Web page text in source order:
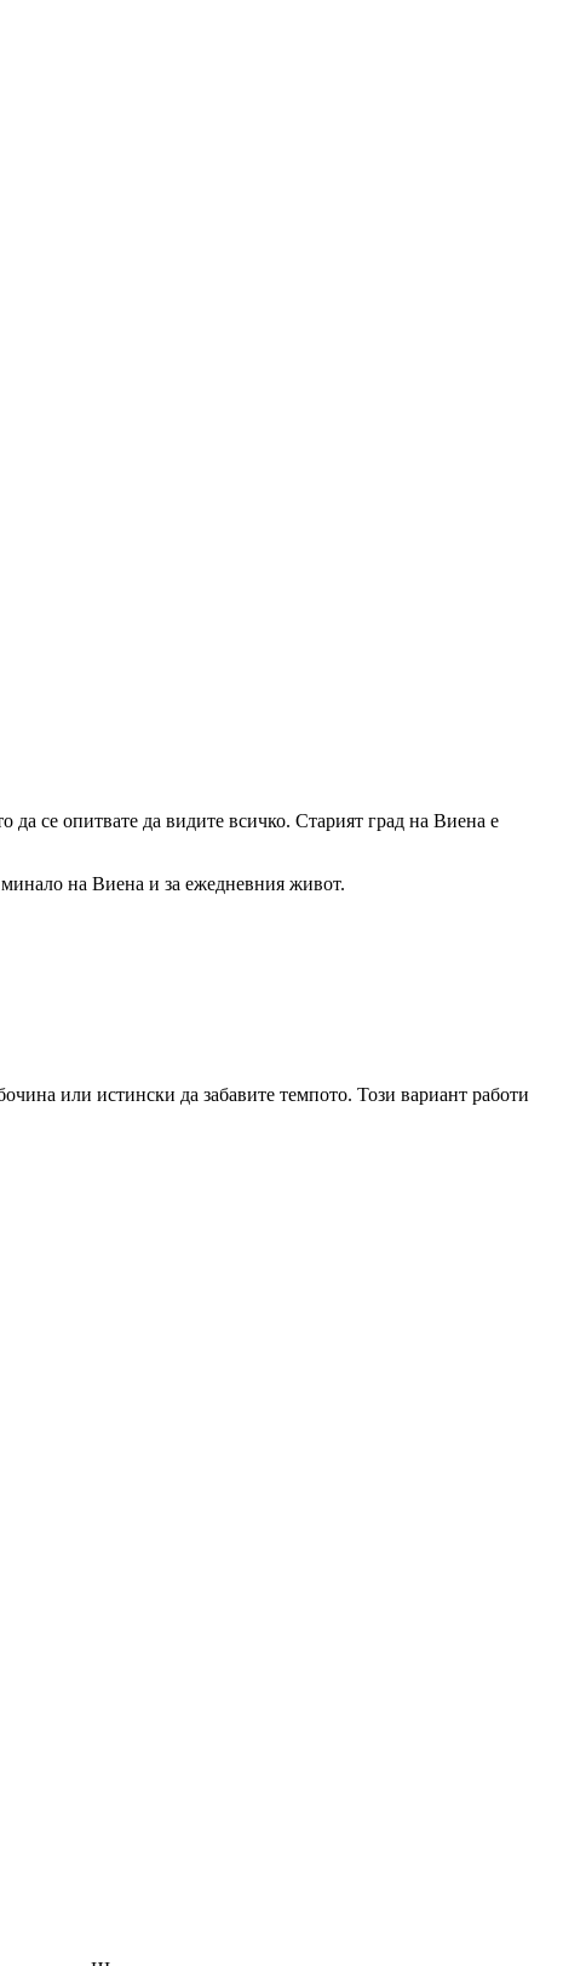
да се опитвате да видите всичко. Старият град на Виена е
на Виена и за ежедневния живот.
или истински да забавите темпото. Този вариант работи